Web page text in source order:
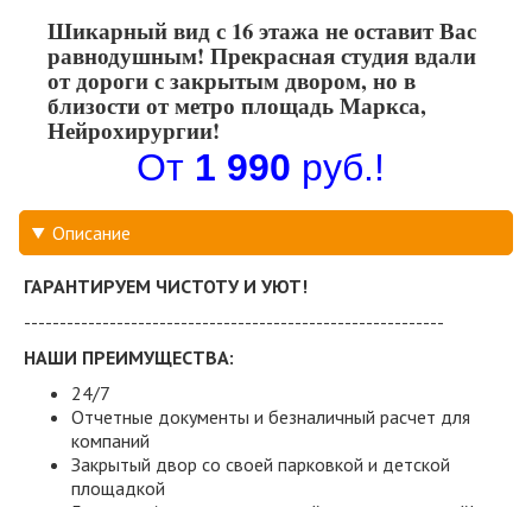
Шикарный вид с 16 этажа не оставит Вас
равнодушным! Прекрасная студия вдали
от дороги с закрытым двором, но в
близости от метро площадь Маркса,
Нейрохирургии!
От 1 990 руб.!
Описание
ГАРАНТИРУЕМ ЧИСТОТУ И УЮТ!
-----------------------------------------------------------
НАШИ ПРЕИМУЩЕСТВА:
24/7
Отчетные документы и безналичный расчет для
компаний
Закрытый двор со своей парковкой и детской
площадкой